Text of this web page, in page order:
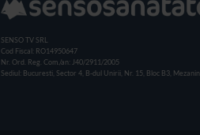
SENSO TV SRL
Cod Fiscal: RO14950647
Nr. Ord. Reg. Com./an: J40/2911/2005
Sediul: Bucuresti, Sector 4, B-dul Unirii, Nr. 15, Bloc B3, Mezanin